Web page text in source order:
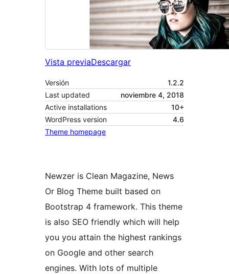
Vista previaDescargar
Versión
1.2.2
Last updated
noviembre 4, 2018
Active installations
10+
WordPress version
4.6
Theme homepage
Newzer is Clean Magazine, News
Or Blog Theme built based on
Bootstrap 4 framework. This theme
is also SEO friendly which will help
you you attain the highest rankings
on Google and other search
engines. With lots of multiple